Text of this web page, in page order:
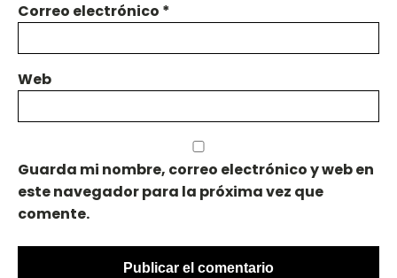
Correo electrónico *
Web
Guarda mi nombre, correo electrónico y web en
este navegador para la próxima vez que
comente.